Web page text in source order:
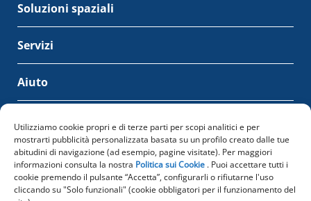
Utilizziamo cookie propri e di terze parti per scopi analitici e per
mostrarti pubblicità personalizzata basata su un profilo creato dalle tue
abitudini di navigazione (ad esempio, pagine visitate). Per maggiori
informazioni consulta la nostra Politica sui Cookie . Puoi accettare tutti i
cookie premendo il pulsante “Accetta”, configurarli o rifiutarne l'uso
cliccando su "Solo funzionali" (cookie obbligatori per il funzionamento del
Soluzioni spaziali
Servizi
Aiuto
Bluespace International